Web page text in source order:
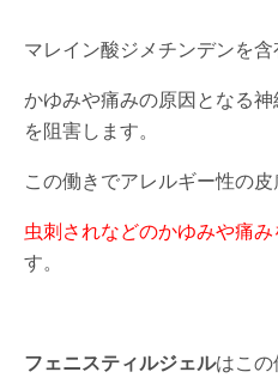
マレイン酸ジメチンデンを含
かゆみや痛みの原因となる
を阻害します。
この働きでアレルギー性の皮
虫刺されなどのかゆみや痛み
す。
フェニスティルジェルはこの